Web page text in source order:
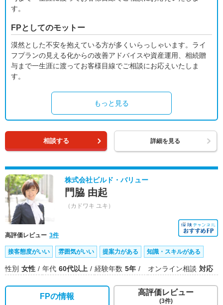
す。
FPとしてのモットー
漠然とした不安を抱えている方が多くいらっしゃいます。ライ
フプランの見える化からの改善アドバイスや資産運用、相続贈
与まで一生涯に渡ってお客様目線でご相談にお応えいたしま
す。
もっと見る
相談する 詳細を見る
株式会社ビルド・バリュー
門脇 由起
（カドワキ ユキ）
高評価レビュー 3件
接客態度がいい 雰囲気がいい 提案力がある 知識・スキルがある
性別 女性 年代 60代以上 経験年数 5年 オンライン相談 対応
FPの情報 高評価レビュー
(3件)